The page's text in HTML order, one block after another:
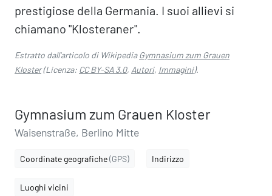
prestigiose della Germania. I suoi allievi si
chiamano "Klosteraner".
Estratto dall'articolo di WikipediaGymnasium zum Grauen
Kloster(Licenza: CC BY-SA 3.0, Autori, Immagini).
Gymnasium zum Grauen Kloster
Waisenstraße, Berlino Mitte
Coordinate geografiche(GPS) Indirizzo
Luoghi vicini